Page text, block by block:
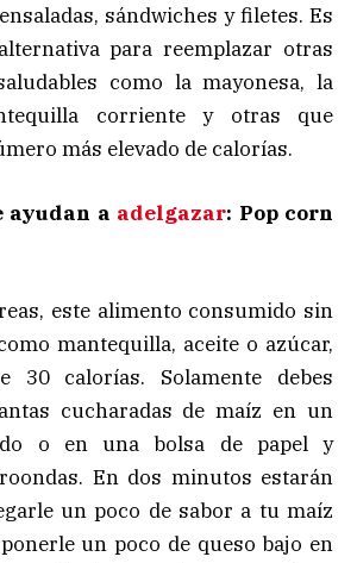
sándwiches y filetes. Es
para reemplazar otras
como la mayonesa, la
corriente y otras que
más elevado de calorías.
ayudan a adelgazar: Pop corn
este alimento consumido sin
mantequilla, aceite o azúcar,
30 calorías. Solamente debes
cucharadas de maíz en un
o en una bolsa de papel y
En dos minutos estarán
un poco de sabor a tu maíz
un poco de queso bajo en